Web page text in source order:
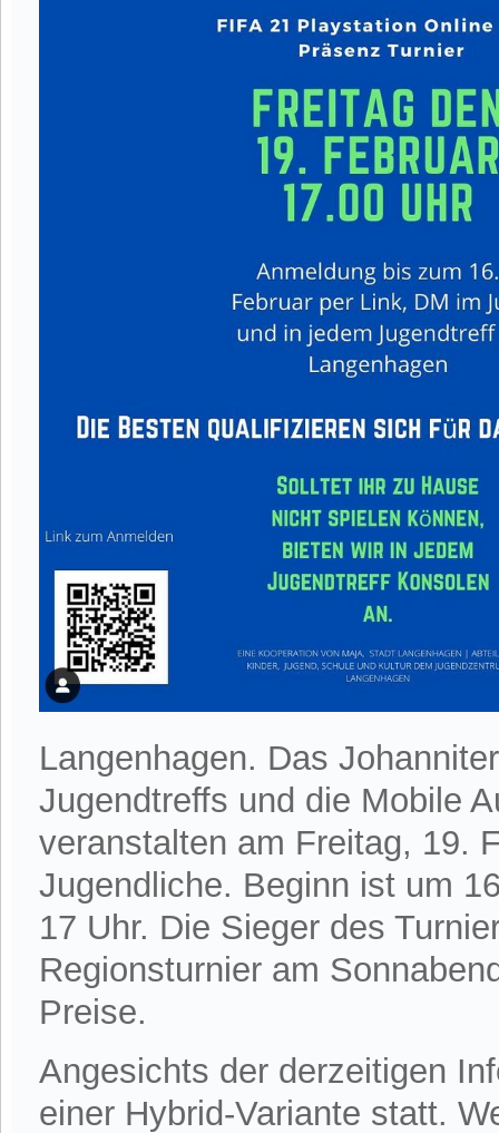
Langenhagen. Das
Jugendtreffs und die Mobile
veranstalten am Freitag, 19.
Jugendliche. Beginn ist um
17 Uhr. Die Sieger des
Regionsturnier am
Preise.
Angesichts der derzeitigen
einer Hybrid-Variante statt.